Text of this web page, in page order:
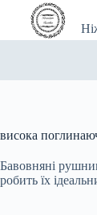
Перейти
висока
Бавовняні
робить їх